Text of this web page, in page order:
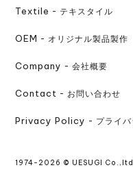
Textile テキスタイル
OEM オリジナル製品製作
Company 会社概要
Contact お問い合わせ
Privacy Policy プライ
1974-2026 © UESUGI